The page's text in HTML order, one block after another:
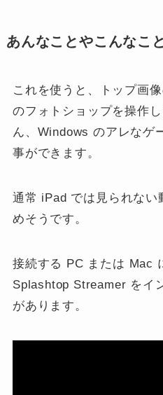
あんなことやこんなこ
これを使うと、トップ画
のフォトショップを操作
ん、Windows のアレなゲ
事ができます。
通常 iPad では見られない
めそうです。
接続する PC または Mac
Splashtop Streamer をイ
があります。